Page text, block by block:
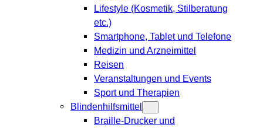
Lifestyle (Kosmetik, Stilberatung
etc.)
Smartphone, Tablet und Telefone
Medizin und Arzneimittel
Reisen
Veranstaltungen und Events
Sport und Therapien
Blindenhilfsmittel
Braille-Drucker und